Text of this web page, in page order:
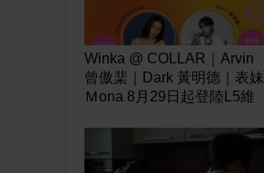
Winka @ COLLAR｜Arvin
曾傲棐｜Dark 黃明德｜表妹
Ｍona 8月29日起登陸L5維
度呈獻「Music Wave By
The Harbo